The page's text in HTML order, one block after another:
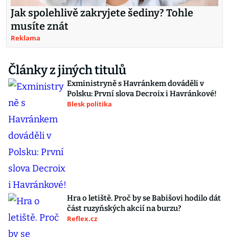
Jak spolehlivě zakryjete šediny? Tohle
musíte znát
Reklama
Články z jiných titulů
Exministryně s Havránkem dováděli v
Polsku: První slova Decroix i Havránkové!
Blesk politika
Hra o letiště. Proč by se Babišovi hodilo dát
část ruzyňských akcií na burzu?
Reflex.cz